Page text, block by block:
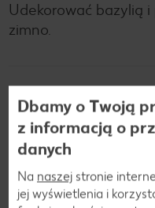
Udekorować bazylią
zimno.
Wróć
Jesteśmy w mediach
Dbamy o Twoją
z informacją o
danych
Na naszej stronie
jej wyświetlenia i